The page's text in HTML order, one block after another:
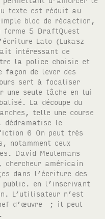
texte est réduit au
bloc de rédaction,
forme 5 DraftQuest
Lato (Lukasz
intéressant de
la police choisie et
de lever des
sert à focaliser
une seule tâche en lui
La découpe du
telle une course
le
6 On peut très
notamment ceux
David Meulemans
américain
dans l’écriture des
public. en l’inscrivant
L’utilisateur n’est
d’œuvre ; il peut